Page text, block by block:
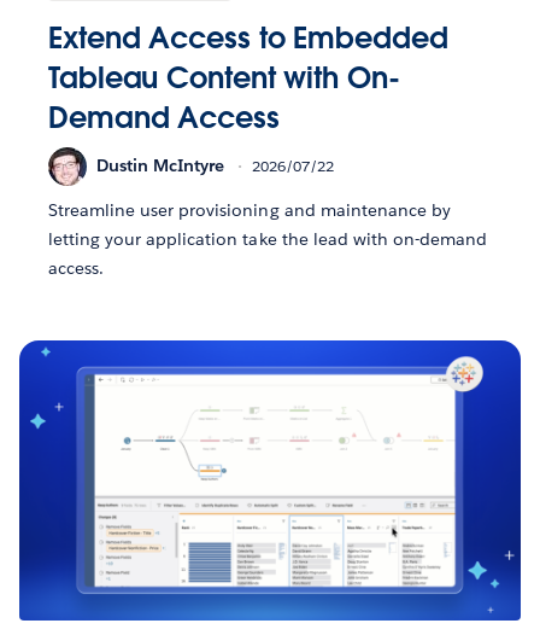
Extend Access to Embedded
Tableau Content with On-
Demand Access
Dustin McIntyre 2026/07/22
Streamline user provisioning and maintenance by
letting your application take the lead with on-demand
access.